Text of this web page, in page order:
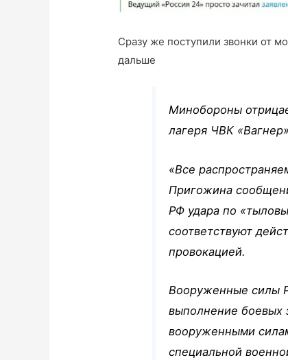
Сразу же поступили звонки от
дальше
Минобороны
лагеря ЧВК «Вагнер»
«Все
Пригожина
РФ удара по
соответствуют
провокацией.
Вооруженные силы
выполнение боевых
вооруженными
специальной